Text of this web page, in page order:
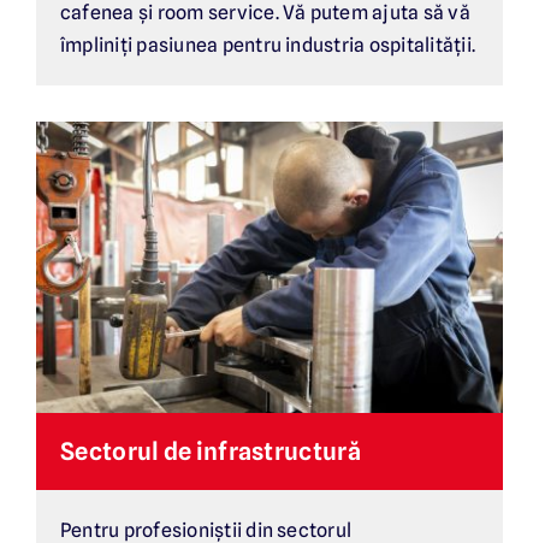
cafenea și room service. Vă putem ajuta să vă
împliniți pasiunea pentru industria ospitalității.
Sectorul de infrastructură
Pentru profesioniștii din sectorul